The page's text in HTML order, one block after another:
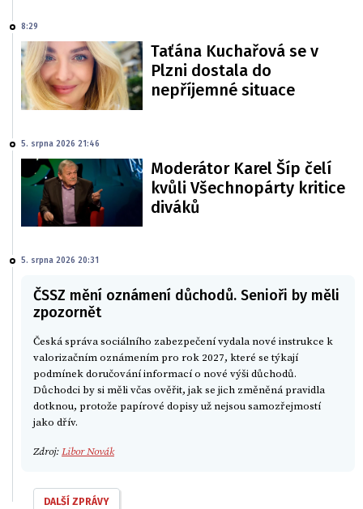
8:29
Taťána Kuchařová se v
Plzni dostala do
nepříjemné situace
5. srpna 2026 21:46
Moderátor Karel Šíp čelí
kvůli Všechnopárty kritice
diváků
5. srpna 2026 20:31
ČSSZ mění oznámení důchodů. Senioři by měli
zpozornět
Česká správa sociálního zabezpečení vydala nové instrukce k
valorizačním oznámením pro rok 2027, které se týkají
podmínek doručování informací o nové výši důchodů.
Důchodci by si měli včas ověřit, jak se jich změněná pravidla
dotknou, protože papírové dopisy už nejsou samozřejmostí
jako dřív.
Zdroj:Libor Novák
DALŠÍ ZPRÁVY